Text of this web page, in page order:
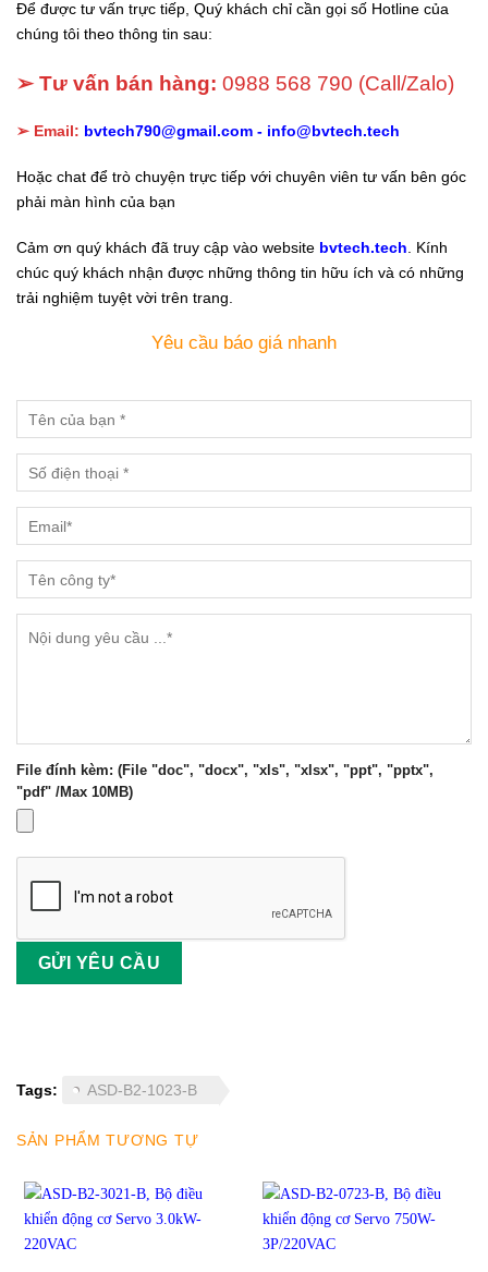
Để được tư vấn trực tiếp, Quý khách chỉ cần gọi số Hotline của
chúng tôi theo thông tin sau:
➢ Tư vấn bán hàng: 0988 568 790 (Call/Zalo)
➢ Email: bvtech790@gmail.com - info@bvtech.tech
Hoặc chat để trò chuyện trực tiếp với chuyên viên tư vấn bên góc
phải màn hình của bạn
Cảm ơn quý khách đã truy cập vào website bvtech.tech . Kính
chúc quý khách nhận được những thông tin hữu ích và có những
trải nghiệm tuyệt vời trên trang.
Yêu cầu báo giá nhanh
File đính kèm: (File "doc", "docx", "xls", "xlsx", "ppt", "pptx",
"pdf" /Max 10MB)
Tags: ASD-B2-1023-B
SẢN PHẨM TƯƠNG TỰ